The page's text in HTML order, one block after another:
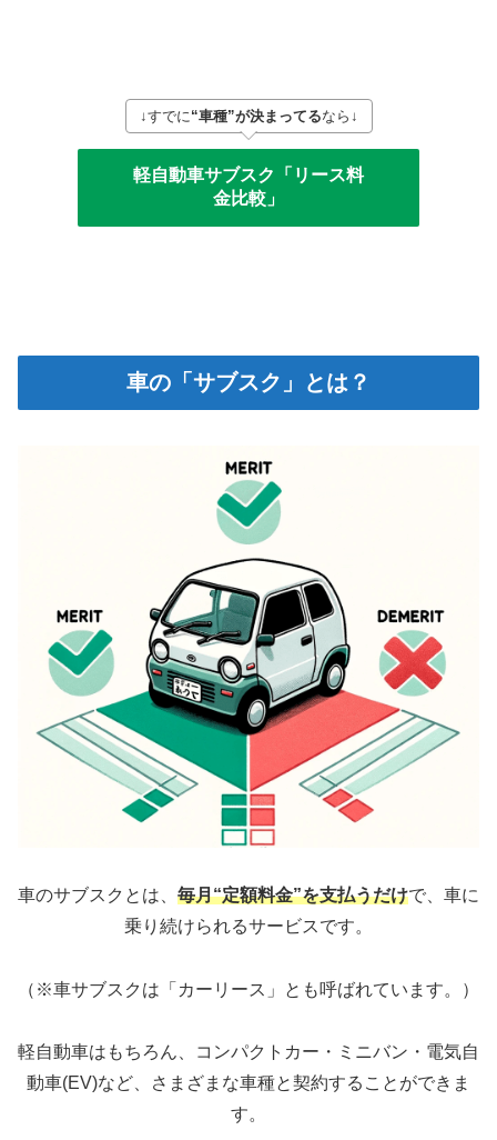
↓すでに“車種”が決まってるなら↓
軽自動車サブスク「リース料
金比較」
車の「サブスク」とは？
車のサブスクとは、 毎月“定額料金”を支払うだけで、車に
乗り続けられるサービスです。
（※車サブスクは「カーリース」とも呼ばれています。）
軽自動車はもちろん、コンパクトカー・ミニバン・電気自
動車(EV)など、さまざまな車種と契約することができま
す。